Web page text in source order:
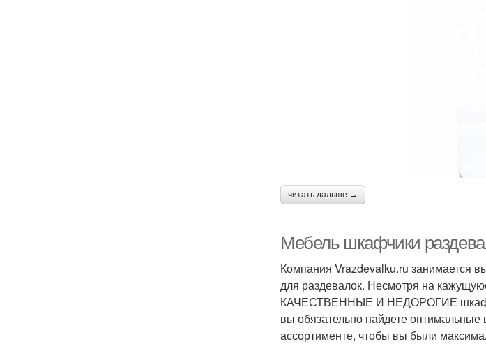
читать дальше →
Мебель шкафчики
Компания Vrazdevalku.ru занимается
для раздевалок. Несмотря на
КАЧЕСТВЕННЫЕ И НЕДОРОГИЕ
вы обязательно найдете
ассортименте, чтобы вы были